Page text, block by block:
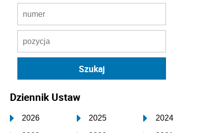
Dziennik Ustaw
2026 2025 2024